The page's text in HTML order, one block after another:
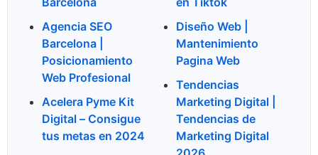
Agencia SEO
Barcelona |
Posicionamiento
Web Profesional
Acelera Pyme Kit
Digital – Consigue
tus metas en 2024
Diseño Web |
Mantenimiento
Pagina Web
Tendencias
Marketing Digital |
Tendencias de
Marketing Digital